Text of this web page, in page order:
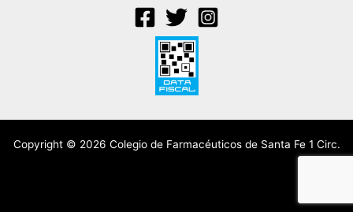
Copyright © 2026 Colegio de Farmacéuticos de Santa Fe 1 Circ.